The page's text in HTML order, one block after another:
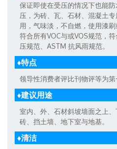
保证即使在受压的情况下也能
压，为砖、瓦、石材、混凝土
用，气味淡，不自燃，使用漆
符合所有VOC与或VOS规范，
压规范、ASTM 抗风雨规范。
♦特点
领导性消费者评比刊物评等为第
♦建议用途
室内、外、石材斜坡墙面之上
砖、挡土墙、地下室与地基。
♦清洁